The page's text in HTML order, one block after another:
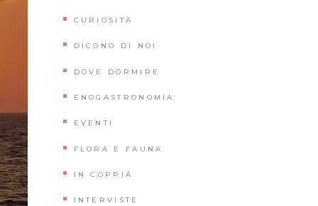
CURIOSITÀ
DICONO DI NOI
DOVE DORMIRE
ENOGASTRONOMIA
EVENTI
FLORA E FAUNA
IN COPPIA
INTERVISTE